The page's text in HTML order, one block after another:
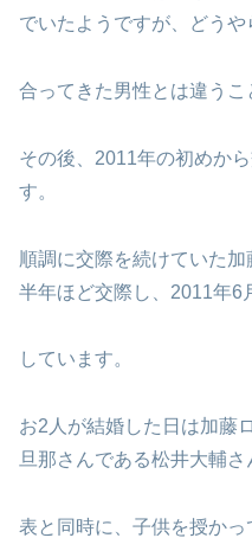
でいたようですが、どうや
合ってきた男性とは違うこ
その後、2011年の初めか
す。
順調に交際を続けていた
半年ほど交際し、2011年6
しています。
お2人が結婚した日は加藤
旦那さんである松井大輔
表と同時に、子供を授かっ